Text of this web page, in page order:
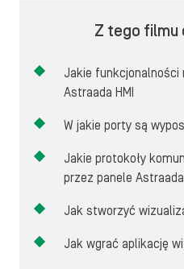
Z tego filmu
Jakie funkcjonalności
Astraada HMI
W jakie porty są
Jakie protokoły
przez panele Astraada
Jak stworzyć
Jak wgrać aplikację